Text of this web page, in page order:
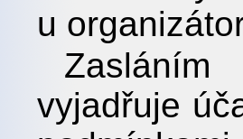
u
vyjadřuje